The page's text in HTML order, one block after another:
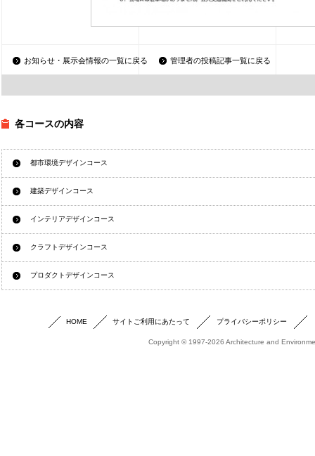
お知らせ・展示会情報の一覧に戻る 管理者の投稿記事一覧に戻る
各コースの内容
都市環境デザインコース
建築デザインコース
インテリアデザインコース
クラフトデザインコース
プロダクトデザインコース
HOME サイトご利用にあたって プライバシーポリシー
Copyright © 1997-2026 Architecture and